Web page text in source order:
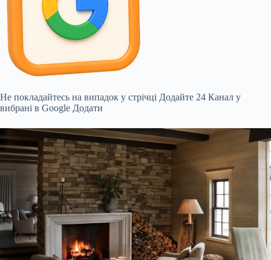
Не покладайтесь на випадок у стрічці Додайте 24 Канал у
вибрані в Google Додати